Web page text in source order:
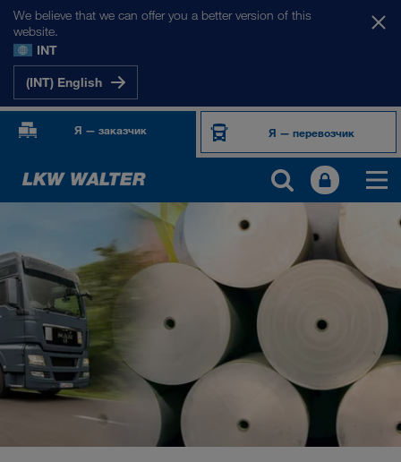
We believe that we can offer you a better version of this
website.
INT
(INT) English
Я — заказчик Я — перевозчик
ПРОДУКТЫ И УСЛУГИ
Автомобильные перевозки
Цифровые решения
Комбинированные перевозки
Экологичные перевозки